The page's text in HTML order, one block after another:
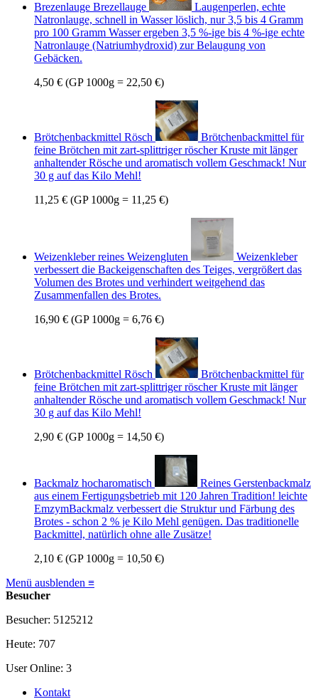
Brezenlauge Brezellauge
Laugenperlen, echte
Natronlauge, schnell in Wasser löslich, nur 3,5 bis 4 Gramm
pro 100 Gramm Wasser ergeben 3,5 %-ige bis 4 %-ige echte
Natronlauge (Natriumhydroxid) zur Belaugung von
Gebäcken.
4,50 € (GP 1000g = 22,50 €)
Brötchenbackmittel Rösch
Brötchenbackmittel für
feine Brötchen mit zart-splittriger röscher Kruste mit länger
anhaltender Rösche und aromatisch vollem Geschmack! Nur
30 g auf das Kilo Mehl!
11,25 € (GP 1000g = 11,25 €)
Weizenkleber reines Weizengluten
Weizenkleber
verbessert die Backeigenschaften des Teiges, vergrößert das
Volumen des Brotes und verhindert weitgehend das
Zusammenfallen des Brotes.
16,90 € (GP 1000g = 6,76 €)
Brötchenbackmittel Rösch
Brötchenbackmittel für
feine Brötchen mit zart-splittriger röscher Kruste mit länger
anhaltender Rösche und aromatisch vollem Geschmack! Nur
30 g auf das Kilo Mehl!
2,90 € (GP 1000g = 14,50 €)
Backmalz hocharomatisch
Reines Gerstenbackmalz
aus einem Fertigungsbetrieb mit 120 Jahren Tradition! leichte
EmzymBackmalz verbessert die Struktur und Färbung des
Brotes - schon 2 % je Kilo Mehl genügen. Das traditionelle
Backmittel, natürlich ohne alle Zusätze!
2,10 € (GP 1000g = 10,50 €)
Menü ausblenden ≡
Besucher
Besucher: 5125212
Heute: 707
User Online: 3
Kontakt